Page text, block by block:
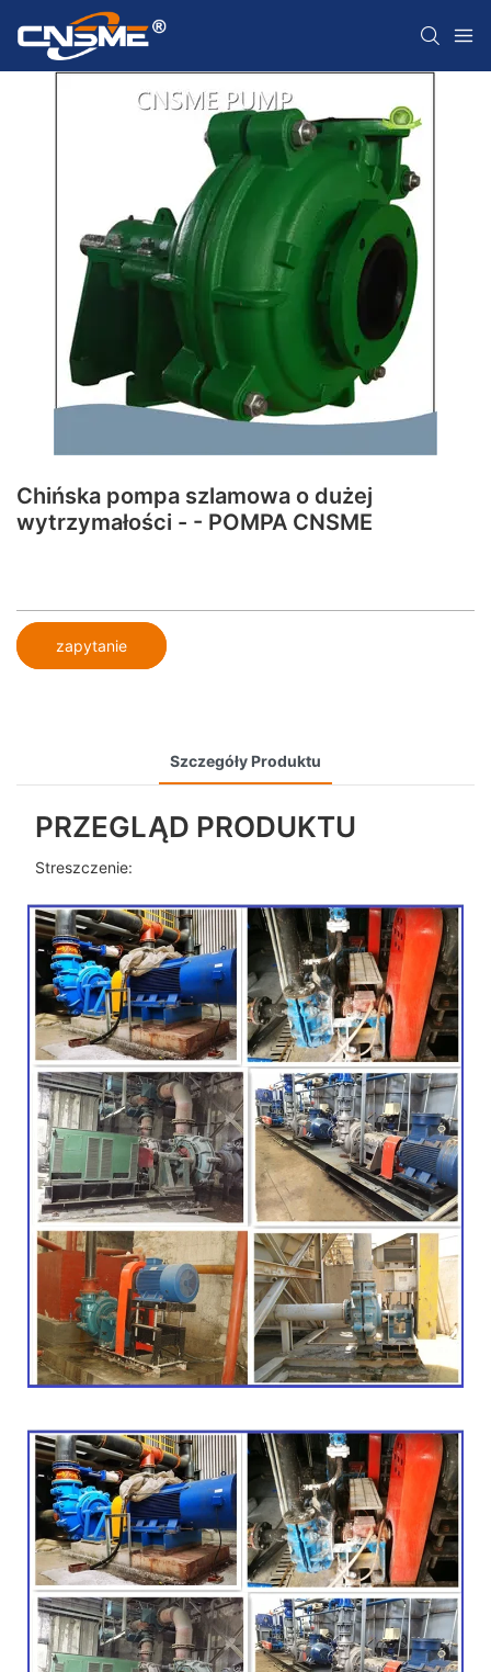
Chińska pompa szlamowa o dużej
wytrzymałości - - POMPA CNSME
zapytanie
Szczegóły Produktu
PRZEGLĄD PRODUKTU
Streszczenie: